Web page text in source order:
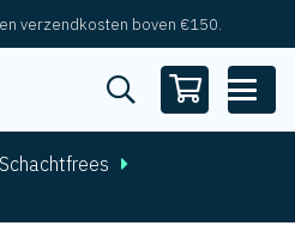
verzendkosten boven €150.
Schachtfrees